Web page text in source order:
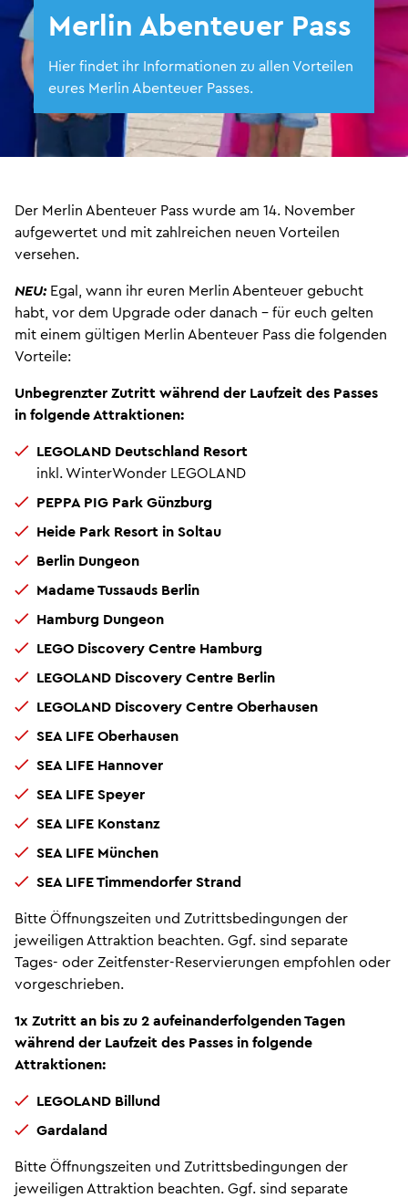
Merlin Abenteuer Pass
Hier findet ihr Informationen zu allen Vorteilen
eures Merlin Abenteuer Passes.
Der Merlin Abenteuer Pass wurde am 14. November
aufgewertet und mit zahlreichen neuen Vorteilen
versehen.
NEU:Egal, wann ihr euren Merlin Abenteuer gebucht
habt, vor dem Upgrade oder danach - für euch gelten
mit einem gültigen Merlin Abenteuer Pass die folgenden
Vorteile:
Unbegrenzter Zutritt während der Laufzeit des Passes
in folgende Attraktionen:
LEGOLAND Deutschland Resort
inkl. WinterWonder LEGOLAND
PEPPA PIG Park Günzburg
Heide Park Resort in Soltau
Berlin Dungeon
Madame Tussauds Berlin
Hamburg Dungeon
LEGO Discovery Centre Hamburg
LEGOLAND Discovery Centre Berlin
LEGOLAND Discovery Centre Oberhausen
SEA LIFE Oberhausen
SEA LIFE Hannover
SEA LIFE Speyer
SEA LIFE Konstanz
SEA LIFE München
SEA LIFE Timmendorfer Strand
Bitte Öffnungszeiten und Zutrittsbedingungen der
jeweiligen Attraktion beachten. Ggf. sind separate
Tages- oder Zeitfenster-Reservierungen empfohlen oder
vorgeschrieben.
1x Zutritt an bis zu 2 aufeinanderfolgenden Tagen
während der Laufzeit des Passes in folgende
Attraktionen:
LEGOLAND Billund
Gardaland
Bitte Öffnungszeiten und Zutrittsbedingungen der
jeweiligen Attraktion beachten. Ggf. sind separate